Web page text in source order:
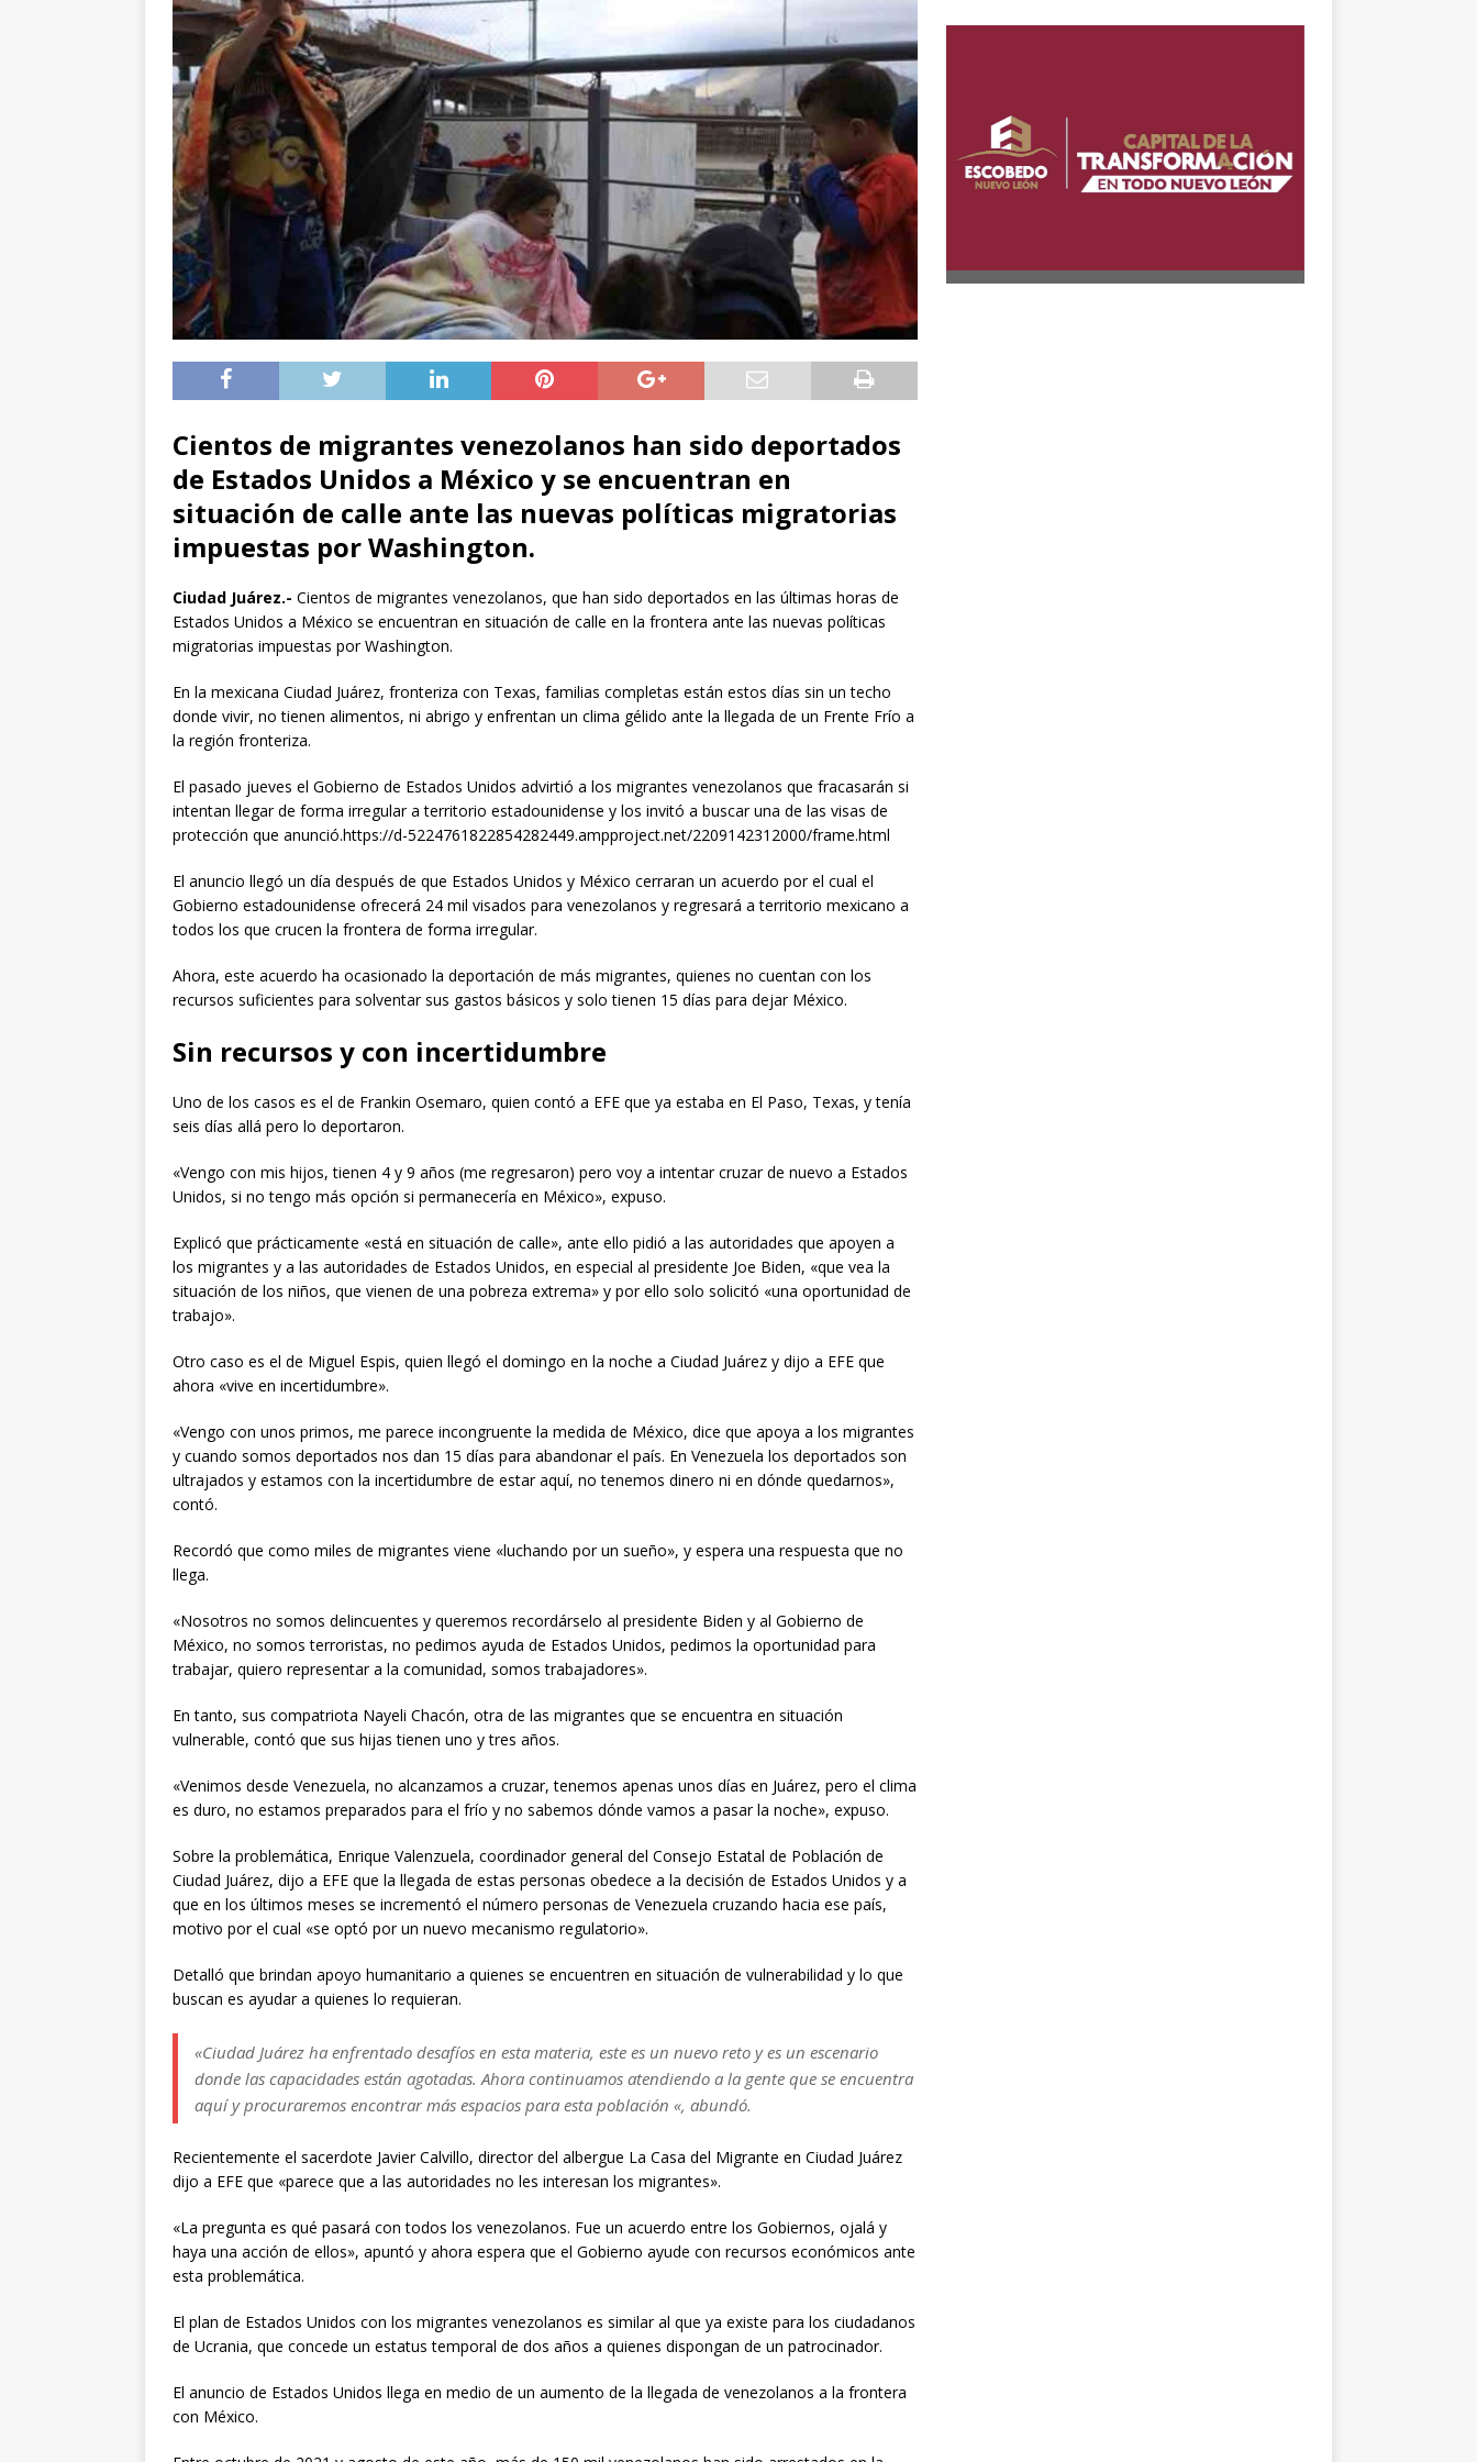
Cientos de migrantes venezolanos han sido deportados
de Estados Unidos a México y se encuentran en
situación de calle ante las nuevas políticas migratorias
impuestas por Washington.
Ciudad Juárez.- Cientos de migrantes venezolanos, que han sido deportados en las últimas horas de
Estados Unidos a México se encuentran en situación de calle en la frontera ante las nuevas políticas
migratorias impuestas por Washington.
En la mexicana Ciudad Juárez, fronteriza con Texas, familias completas están estos días sin un techo
donde vivir, no tienen alimentos, ni abrigo y enfrentan un clima gélido ante la llegada de un Frente Frío a
la región fronteriza.
El pasado jueves el Gobierno de Estados Unidos advirtió a los migrantes venezolanos que fracasarán si
intentan llegar de forma irregular a territorio estadounidense y los invitó a buscar una de las visas de
protección que anunció.https://d-5224761822854282449.ampproject.net/2209142312000/frame.html
El anuncio llegó un día después de que Estados Unidos y México cerraran un acuerdo por el cual el
Gobierno estadounidense ofrecerá 24 mil visados para venezolanos y regresará a territorio mexicano a
todos los que crucen la frontera de forma irregular.
Ahora, este acuerdo ha ocasionado la deportación de más migrantes, quienes no cuentan con los
recursos suficientes para solventar sus gastos básicos y solo tienen 15 días para dejar México.
Sin recursos y con incertidumbre
Uno de los casos es el de Frankin Osemaro, quien contó a EFE que ya estaba en El Paso, Texas, y tenía
seis días allá pero lo deportaron.
«Vengo con mis hijos, tienen 4 y 9 años (me regresaron) pero voy a intentar cruzar de nuevo a Estados
Unidos, si no tengo más opción si permanecería en México», expuso.
Explicó que prácticamente «está en situación de calle», ante ello pidió a las autoridades que apoyen a
los migrantes y a las autoridades de Estados Unidos, en especial al presidente Joe Biden, «que vea la
situación de los niños, que vienen de una pobreza extrema» y por ello solo solicitó «una oportunidad de
trabajo».
Otro caso es el de Miguel Espis, quien llegó el domingo en la noche a Ciudad Juárez y dijo a EFE que
ahora «vive en incertidumbre».
«Vengo con unos primos, me parece incongruente la medida de México, dice que apoya a los migrantes
y cuando somos deportados nos dan 15 días para abandonar el país. En Venezuela los deportados son
ultrajados y estamos con la incertidumbre de estar aquí, no tenemos dinero ni en dónde quedarnos»,
contó.
Recordó que como miles de migrantes viene «luchando por un sueño», y espera una respuesta que no
llega.
«Nosotros no somos delincuentes y queremos recordárselo al presidente Biden y al Gobierno de
México, no somos terroristas, no pedimos ayuda de Estados Unidos, pedimos la oportunidad para
trabajar, quiero representar a la comunidad, somos trabajadores».
En tanto, sus compatriota Nayeli Chacón, otra de las migrantes que se encuentra en situación
vulnerable, contó que sus hijas tienen uno y tres años.
«Venimos desde Venezuela, no alcanzamos a cruzar, tenemos apenas unos días en Juárez, pero el clima
es duro, no estamos preparados para el frío y no sabemos dónde vamos a pasar la noche», expuso.
Sobre la problemática, Enrique Valenzuela, coordinador general del Consejo Estatal de Población de
Ciudad Juárez, dijo a EFE que la llegada de estas personas obedece a la decisión de Estados Unidos y a
que en los últimos meses se incrementó el número personas de Venezuela cruzando hacia ese país,
motivo por el cual «se optó por un nuevo mecanismo regulatorio».
Detalló que brindan apoyo humanitario a quienes se encuentren en situación de vulnerabilidad y lo que
buscan es ayudar a quienes lo requieran.
«Ciudad Juárez ha enfrentado desafíos en esta materia, este es un nuevo reto y es un escenario
donde las capacidades están agotadas. Ahora continuamos atendiendo a la gente que se encuentra
aquí y procuraremos encontrar más espacios para esta población «, abundó.
Recientemente el sacerdote Javier Calvillo, director del albergue La Casa del Migrante en Ciudad Juárez
dijo a EFE que «parece que a las autoridades no les interesan los migrantes».
«La pregunta es qué pasará con todos los venezolanos. Fue un acuerdo entre los Gobiernos, ojalá y
haya una acción de ellos», apuntó y ahora espera que el Gobierno ayude con recursos económicos ante
esta problemática.
El plan de Estados Unidos con los migrantes venezolanos es similar al que ya existe para los ciudadanos
de Ucrania, que concede un estatus temporal de dos años a quienes dispongan de un patrocinador.
El anuncio de Estados Unidos llega en medio de un aumento de la llegada de venezolanos a la frontera
con México.